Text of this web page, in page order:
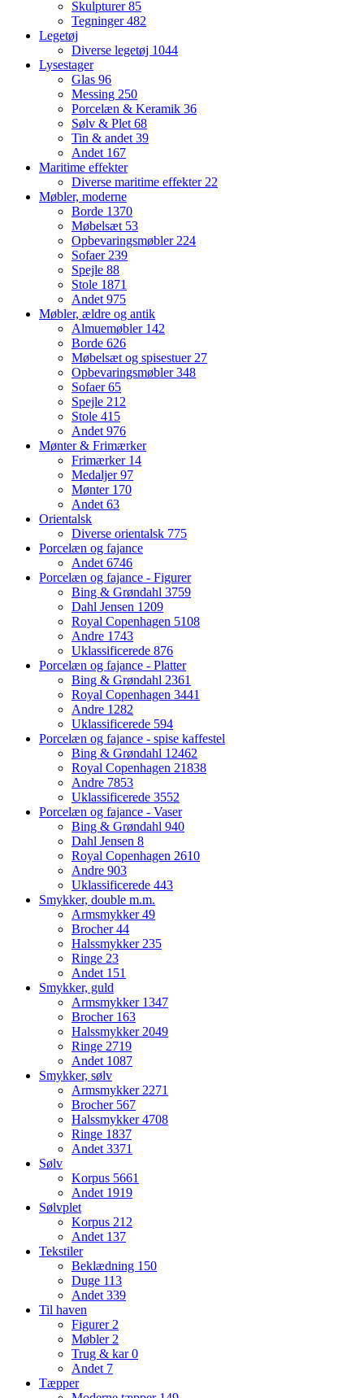
Skulpturer85
Tegninger482
Legetøj
Diverse legetøj 1044
Lysestager
Glas 96
Messing 250
Porcelæn & Keramik 36
Sølv & Plet 68
Tin & andet 39
Andet 167
Maritime effekter
Diverse maritime effekter 22
Møbler, moderne
Borde 1370
Møbelsæt 53
Opbevaringsmøbler 224
Sofaer 239
Spejle 88
Stole 1871
Andet 975
Møbler, ældre og antik
Almuemøbler 142
Borde 626
Møbelsæt og spisestuer 27
Opbevaringsmøbler348
Sofaer65
Spejle 212
Stole 415
Andet 976
Mønter & Frimærker
Frimærker 14
Medaljer97
Mønter 170
Andet 63
Orientalsk
Diverse orientalsk 775
Porcelæn og fajance
Andet 6746
Porcelæn og fajance - Figurer
Bing & Grøndahl 3759
Dahl Jensen 1209
Royal Copenhagen 5108
Andre 1743
Uklassificerede 876
Porcelæn og fajance - Platter
Bing & Grøndahl 2361
Royal Copenhagen 3441
Andre 1282
Uklassificerede 594
Porcelæn og fajance - spise kaffestel
Bing & Grøndahl 12462
Royal Copenhagen 21838
Andre 7853
Uklassificerede 3552
Porcelæn og fajance - Vaser
Bing & Grøndahl 940
Dahl Jensen 8
Royal Copenhagen 2610
Andre 903
Uklassificerede 443
Smykker, double m.m.
Armsmykker49
Brocher44
Halssmykker 235
Ringe 23
Andet 151
Smykker, guld
Armsmykker 1347
Brocher 163
Halssmykker 2049
Ringe 2719
Andet 1087
Smykker, sølv
Armsmykker 2271
Brocher 567
Halssmykker4708
Ringe 1837
Andet 3371
Sølv
Korpus 5661
Andet 1919
Sølvplet
Korpus 212
Andet 137
Tekstiler
Beklædning 150
Duge 113
Andet 339
Til haven
Figurer 2
Møbler 2
Trug & kar0
Andet 7
Tæpper